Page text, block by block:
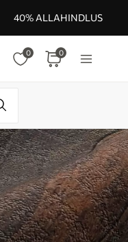
40% ALLAHINDLUS
0 0